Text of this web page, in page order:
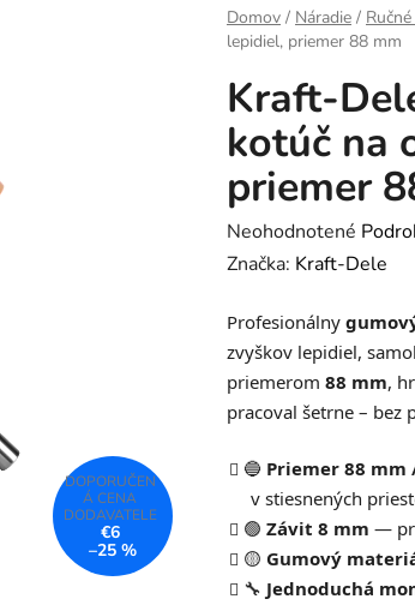
Domov / Náradie /
lepidiel, priemer 88 mm
Kraft-
kotúč na
priemer
Priemerné
hodnotenie
je
0,0
z
5
hviezdičiek.
Neohodnotené
Značka: Kraft-Dele
Profesionálny
zvyškov lepidiel,
priemerom 88 mm,
pracoval šetrne – bez
🔵 Priemer 88 mm
v stiesnených
🟢 Závit 8 mm —
🟡 Gumový
🔧 Jednoduchá
€6
–25 %